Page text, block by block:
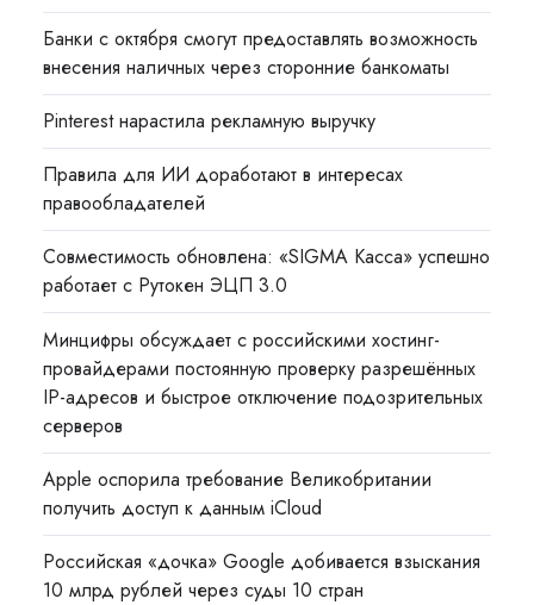
Банки с октября смогут предоставлять возможность
внесения наличных через сторонние банкоматы
Pinterest нарастила рекламную выручку
Правила для ИИ доработают в интересах
правообладателей
Совместимость обновлена: «SIGMA Касса» успешно
работает с Рутокен ЭЦП 3.0
Минцифры обсуждает с российскими хостинг-
провайдерами постоянную проверку разрешённых
IP-адресов и быстрое отключение подозрительных
серверов
Apple оспорила требование Великобритании
получить доступ к данным iCloud
Российская «дочка» Google добивается взыскания
10 млрд рублей через суды 10 стран